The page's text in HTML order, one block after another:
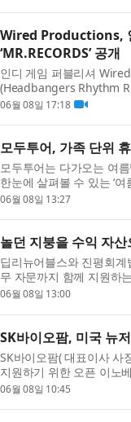
Wired Productions,
‘MR.RECORDS’ 공개
인디 게임 퍼블리셔
(Headbangers Rhythm
어드벤처...
06월 08일 17:18
모두투어, 가족 단위
모두투어는 다가오는 여
한눈에 살펴볼 수 있는 ‘
06월 08일 13:27
놀던 지붕을 수익 자
딥리뉴어블스와 진평회
무 자문까지 함께 지원하
체...
06월 08일 13:00
SK바이오팜, 미국 뉴
SK바이오팜( 대표이사 사
지원하기 위한 오픈 이노
06월 08일 10:45